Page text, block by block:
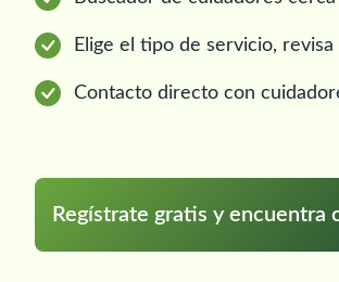
Elige el tipo de servicio,
Contacto directo con
Regístrate gratis y encuentra